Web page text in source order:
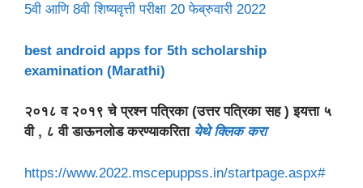
5वी आणि 8वी शिष्यवृत्ती परीक्षा 20 फेब्रुवारी 2022
best android apps for 5th scholarship
examination (Marathi)
२०१८ व २०१९ चे प्रश्न पत्रिका (उत्तर पत्रिका सह ) इयत्ता ५
वी , ८ वी डाऊनलोड करण्याकरिता येथे क्लिक करा
https://www.2022.mscepuppss.in/startpage.aspx#